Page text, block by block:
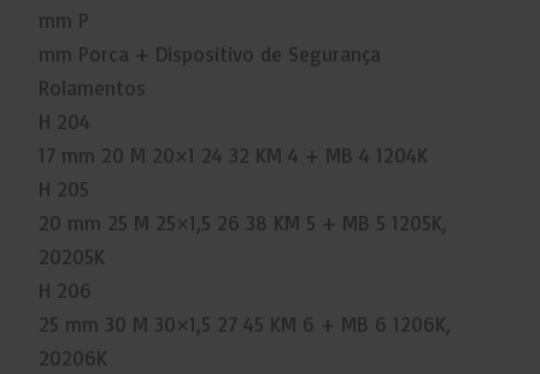
mm P
mm Porca + Dispositivo de Segurança
Rolamentos
H 204
17 mm 20 M 20×1 24 32 KM 4 + MB 4 1204K
H 205
20 mm 25 M 25×1,5 26 38 KM 5 + MB 5 1205K,
20205K
H 206
25 mm 30 M 30×1,5 27 45 KM 6 + MB 6 1206K,
20206K